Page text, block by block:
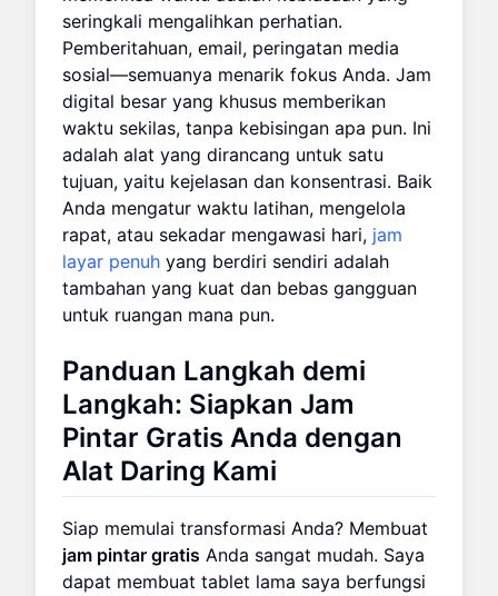
seringkali mengalihkan perhatian.
Pemberitahuan, email, peringatan media
sosial—semuanya menarik fokus Anda. Jam
digital besar yang khusus memberikan
waktu sekilas, tanpa kebisingan apa pun. Ini
adalah alat yang dirancang untuk satu
tujuan, yaitu kejelasan dan konsentrasi. Baik
Anda mengatur waktu latihan, mengelola
rapat, atau sekadar mengawasi hari, jam
layar penuh yang berdiri sendiri adalah
tambahan yang kuat dan bebas gangguan
untuk ruangan mana pun.
Panduan Langkah demi
Langkah: Siapkan Jam
Pintar Gratis Anda dengan
Alat Daring Kami
Siap memulai transformasi Anda? Membuat
jam pintar gratis Anda sangat mudah. Saya
dapat membuat tablet lama saya berfungsi